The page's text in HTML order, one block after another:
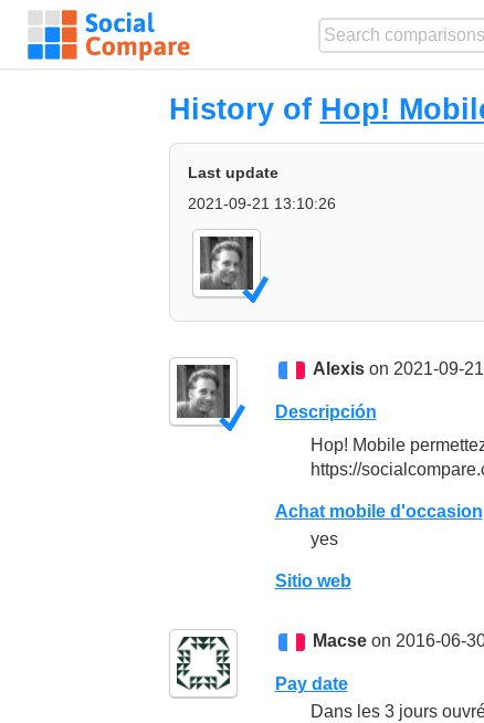
History of Hop!
Last update
2021-09-21 13:10:26
Alexison 2021-09-
Descripción
Hop! Mobile
https://
Achat mobile d'occasion
yes
Sitio web
Macseon 2016-06-
Pay date
Dans les 3 jours